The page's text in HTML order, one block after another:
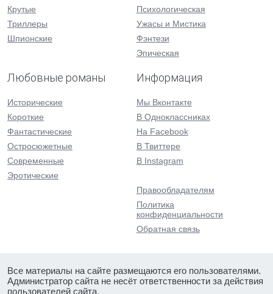
Крутые
Триллеры
Шпионские
Психологическая
Ужасы и Мистика
Фэнтези
Эпическая
Любовные романы
Исторические
Короткие
Фантастические
Остросюжетные
Современные
Эротические
Информация
Мы Вконтакте
В Одноклассниках
На Facebook
В Твиттере
В Instagram
Правообладателям
Политика
конфиденциальности
Обратная связь
Все материалы на сайте размещаются его пользователями.
Администратор сайта не несёт ответственности за действия
пользователей сайта.